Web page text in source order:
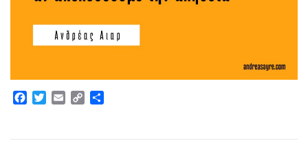
Facebook
TwitterEmailCopy